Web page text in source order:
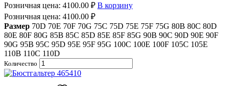
Розничная цена: 4100.00 ₽ В корзину
Розничная цена: 4100.00 ₽
Размер 70D 70E 70F 70G 75C 75D 75E 75F 75G 80B 80C 80D
80E 80F 80G 85B 85C 85D 85E 85F 85G 90B 90C 90D 90E 90F
90G 95B 95C 95D 95E 95F 95G 100C 100E 100F 105C 105E
110B 110C 110D
Количество